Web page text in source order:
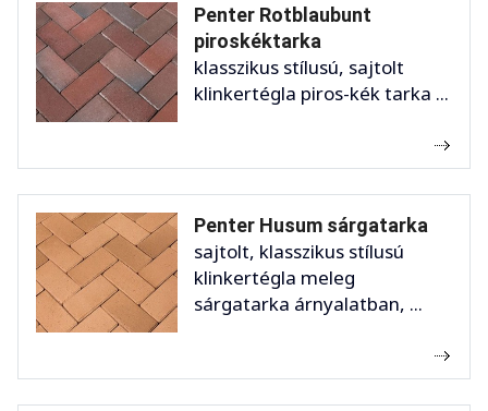
Penter Rotblaubunt
piroskéktarka
klasszikus stílusú, sajtolt
klinkertégla piros-kék tarka ...
Penter Husum sárgatarka
sajtolt, klasszikus stílusú
klinkertégla meleg
sárgatarka árnyalatban, ...